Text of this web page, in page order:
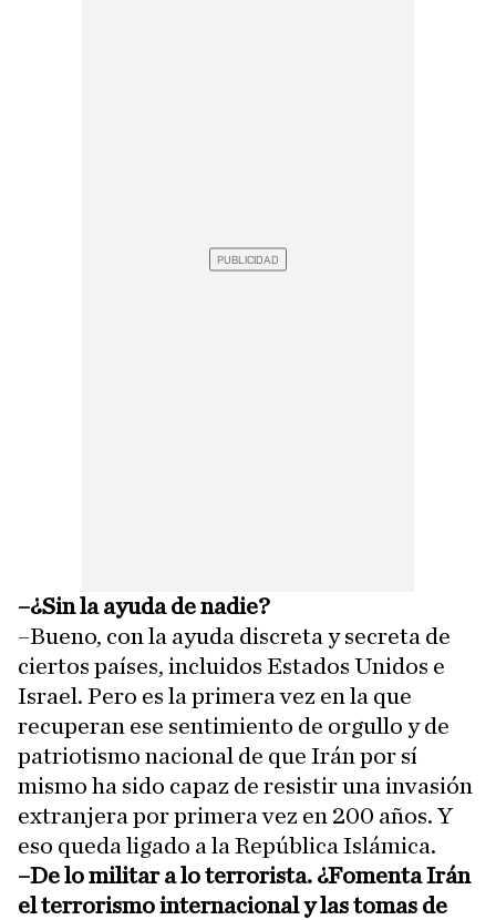
–¿Sin la ayuda de nadie?
–Bueno, con la ayuda discreta y secreta de
ciertos países, incluidos Estados Unidos e
Israel. Pero es la primera vez en la que
recuperan ese sentimiento de orgullo y de
patriotismo nacional de que Irán por sí
mismo ha sido capaz de resistir una invasión
extranjera por primera vez en 200 años. Y
eso queda ligado a la República Islámica.
–De lo militar a lo terrorista. ¿Fomenta Irán
el terrorismo internacional y las tomas de